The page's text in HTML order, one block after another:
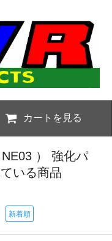
カートを見る
NE03 ） 強化パ
いる商品
新着順